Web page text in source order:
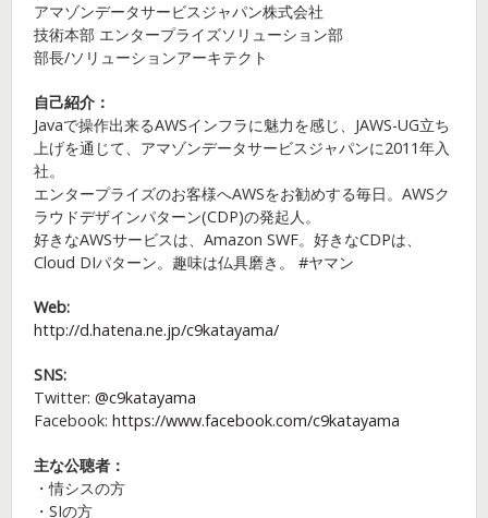
アマゾンデータサービスジャパン株式会社
技術本部 エンタープライズソリューション部
部長/ソリューションアーキテクト
自己紹介：
Javaで操作出来るAWSインフラに魅力を感じ、JAWS-UG立ち
上げを通じて、アマゾンデータサービスジャパンに2011年入
社。
エンタープライズのお客様へAWSをお勧めする毎日。AWSク
ラウドデザインパターン(CDP)の発起人。
好きなAWSサービスは、Amazon SWF。好きなCDPは、
Cloud DIパターン。趣味は仏具磨き。 #ヤマン
Web:
http://d.hatena.ne.jp/c9katayama/
SNS:
Twitter: @c9katayama
Facebook: https://www.facebook.com/c9katayama
主な公聴者：
・情シスの方
・SIの方